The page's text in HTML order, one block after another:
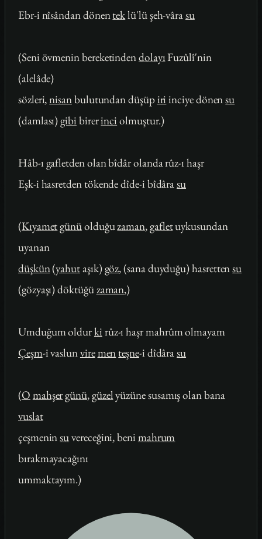
Ebr-i nîsândan dönenteklü'lü şeh-vârasu
(Seni övmenin bereketindendolayıFuzûlî'nin
(alelâde)
sözleri,nisanbulutundan düşüpiri inciye dönensu
(damlası)gibi birerinci olmuştur.)
Hâb-ı gafletden olan bîdâr olanda rûz-ı haşr
Eşk-i hasretden tökende dîde-i bîdârasu
(Kıyametgünüolduğuzaman,gafletuykusundan
uyanan
düşkün(yahutaşık)göz, (sana duyduğu) hasrettensu
(gözyaşı) döktüğüzaman,)
Umduğum oldurki rûz-ı haşr mahrûm olmayam
Çeşm-i vaslunviremen teşne-i dîdârasu
(O mahşergünü,güzelyüzüne susamış olan bana
vuslat
çeşmeninsuvereceğini, beni mahrum
bırakmayacağını
ummaktayım.)